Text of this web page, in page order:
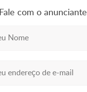
Fale com o anunciante